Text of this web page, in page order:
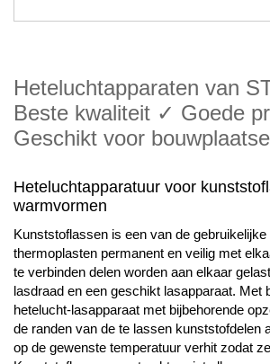
Heteluchtapparaten van
Beste kwaliteit ✓ Goede
Geschikt voor
Heteluchtapparatuur voor
warmvormen
Kunststoflassen is een van de
thermoplasten permanent en veilig met
te verbinden delen worden aan elkaar
lasdraad en een geschikt lasapparaat. Met
hetelucht-lasapparaat met bijbehorende
de randen van de te lassen kunststofdelen
op de gewenste temperatuur verhit zodat